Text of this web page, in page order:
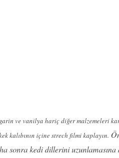
ve vanilya hariç diğer malzemeleri
kalıbının içine strech filmi kaplayın.
sonra kedi dillerini